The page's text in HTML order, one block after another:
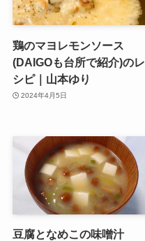
鶏のマヨレモンソース
(DAIGOも台所で紹介)のレ
シピ｜山本ゆり
2024年4月5日
豆腐となめこの味噌汁